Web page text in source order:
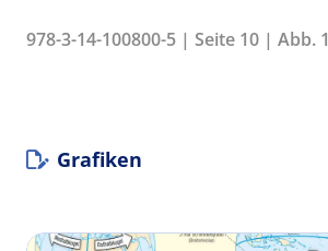
978-3-14-100800-5 | Seite 10 | Abb. 1
Grafiken